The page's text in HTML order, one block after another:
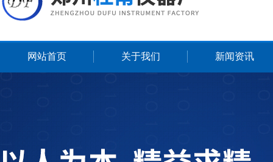
网站首页 关于我们 新闻资讯